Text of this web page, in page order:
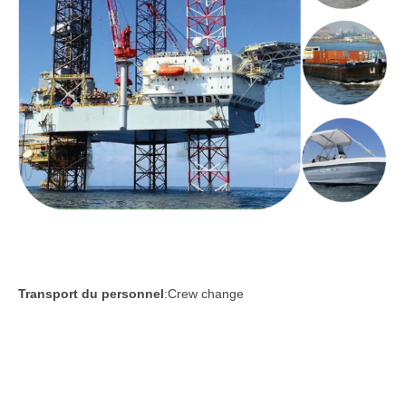
Échafaudage et Échafaudeurs
Fourniture matériel, équipements
Construction et aménagement BTP
Dragage, chargement
Mise à disposition d’équipement
ÉQUIPE
Transport du personnel:Crew change